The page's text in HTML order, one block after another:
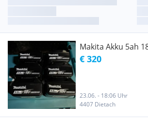
Makita Akku 5ah
€ 320
23.06. - 18:06 Uhr
4407 Dietach